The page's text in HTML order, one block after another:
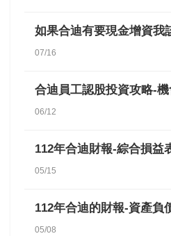
如果合迪有要現金增資我
07/16
合迪員工認股投資攻略-
06/12
112年合迪財報-綜合損益
05/15
112年合迪的財報-資產負
05/08